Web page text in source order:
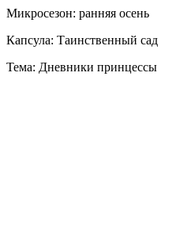
Микросезон: ранняя осень
Капсула: Таинственный сад
Тема: Дневники принцессы